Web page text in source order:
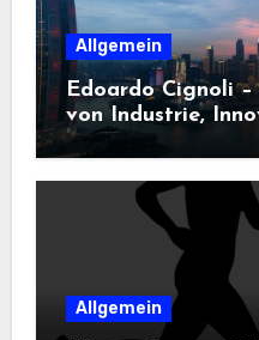
Allgemein
Edoardo Cignoli –
von Industrie,
Technologie
Allgemein